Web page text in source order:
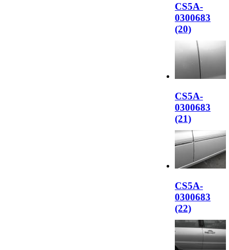
CS5A-
0300683
(20)
CS5A-
0300683
(21)
CS5A-
0300683
(22)